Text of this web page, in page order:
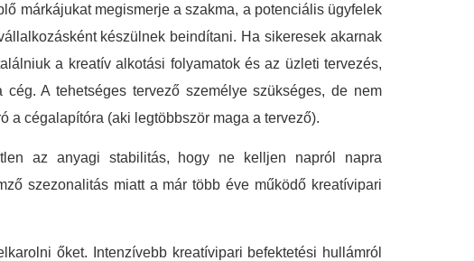
márkájukat megismerje a szakma, a potenciális ügyfelek
készülnek beindítani. Ha sikeresek akarnak
a kreatív alkotási folyamatok és az üzleti tervezés,
A tehetséges tervező személye szükséges, de nem
a cégalapítóra (aki legtöbbször maga a tervező).
az anyagi stabilitás, hogy ne kelljen napról napra
szezonalitás miatt a már több éve működő kreatívipari
őket. Intenzívebb kreatívipari befektetési hullámról